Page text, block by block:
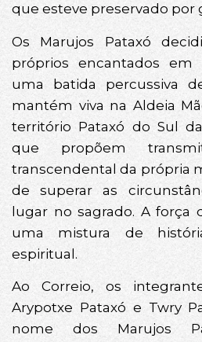
que esteve preservado por
Os Marujos Pataxó
próprios encantados
uma batida percussiva
mantém viva na Aldeia
território Pataxó do Sul
que propõem
transcendental da própria
de superar as
lugar no sagrado. A força
uma mistura de
espiritual.
Ao Correio, os
Arypotxe Pataxó e Twry
nome dos Marujos